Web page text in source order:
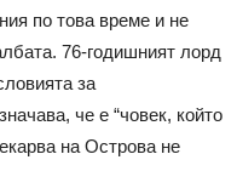
по това време и не
76-годишният лорд
за
че е “човек, който
на Острова не